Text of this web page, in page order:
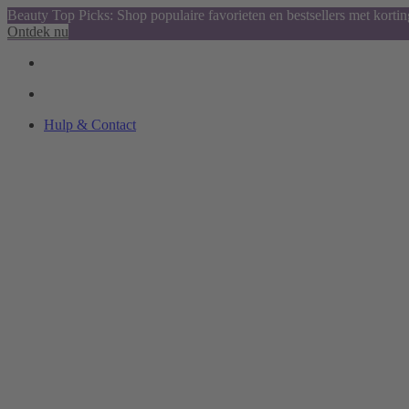
Beauty Top Picks: Shop populaire favorieten en bestsellers met
Ontdek nu
Hulp & Contact